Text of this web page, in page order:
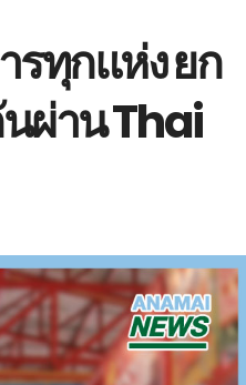
ทุกแห่ง ยก
ผ่าน Thai